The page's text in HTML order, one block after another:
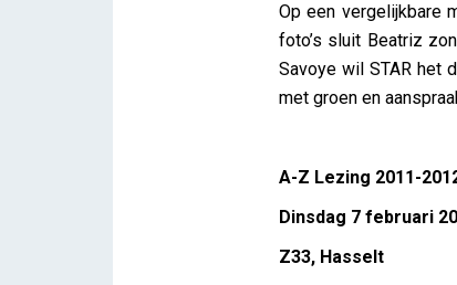
Op een vergelijkbare
foto’s sluit Beatriz
Savoye wil STAR het
met groen en
A-Z Lezing 2011-
Dinsdag 7 februari
Z33, Hasselt